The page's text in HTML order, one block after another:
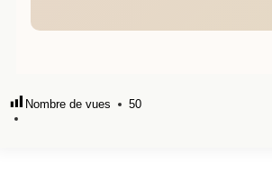
Nombre de vues 50